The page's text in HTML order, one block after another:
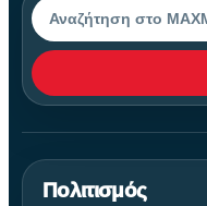
Αναζήτηση
Πολιτισμός